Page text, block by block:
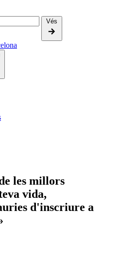
Vés
les millors
vida,
d'inscriure a